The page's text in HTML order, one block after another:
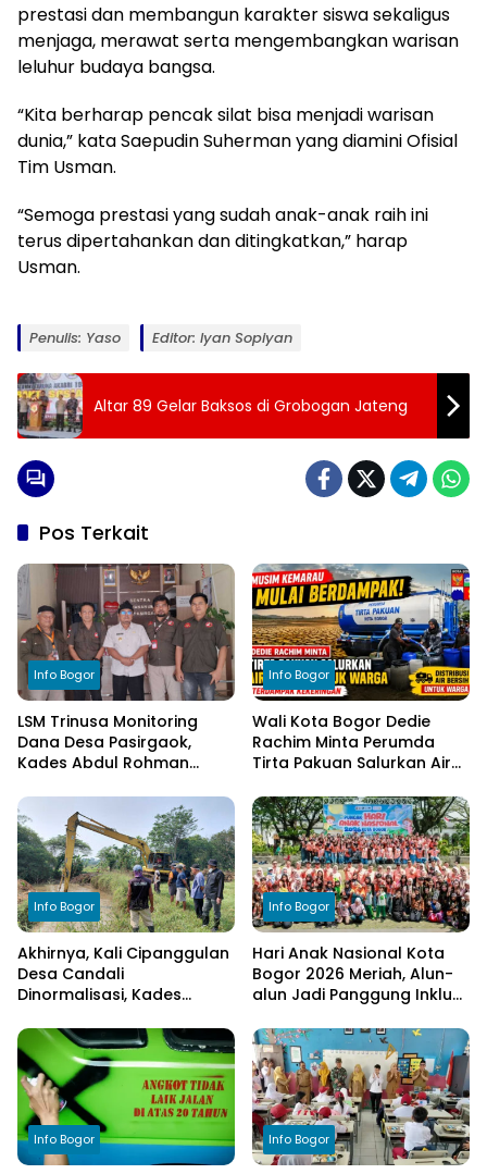
prestasi dan membangun karakter siswa sekaligus
menjaga, merawat serta mengembangkan warisan
leluhur budaya bangsa.
“Kita berharap pencak silat bisa menjadi warisan
dunia,” kata Saepudin Suherman yang diamini Ofisial
Tim Usman.
“Semoga prestasi yang sudah anak-anak raih ini
terus dipertahankan dan ditingkatkan,” harap
Usman.
Penulis: Yaso Editor: Iyan Sopiyan
Altar 89 Gelar Baksos di Grobogan Jateng
Pos Terkait
Info Bogor
LSM Trinusa Monitoring
Dana Desa Pasirgaok,
Kades Abdul Rohman
Transparansi Pengelolaan
Anggaran
Info Bogor
Wali Kota Bogor Dedie
Rachim Minta Perumda
Tirta Pakuan Salurkan Air
Terdampak Kekeringan
Info Bogor
Akhirnya, Kali Cipanggulan
Desa Candali
Dinormalisasi, Kades
kepada Bupati Bogor
Info Bogor
Hari Anak Nasional Kota
Bogor 2026 Meriah, Alun-
alun Jadi Panggung Inklusi
Info Bogor Info Bogor